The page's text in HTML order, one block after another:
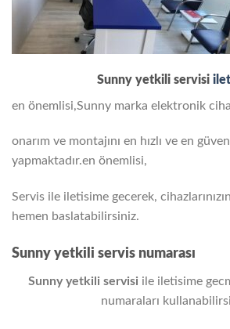
Sunny yetkili servisi
en önemlisi,Sunny marka elektronik
onarım ve montajını en hızlı ve en
yapmaktadır.en önemlisi,
Servis ile iletisime gecerek,
hemen baslatabilirsiniz.
Sunny yetkili servis numarası
Sunny yetkili servisi ile iletisime
numaraları